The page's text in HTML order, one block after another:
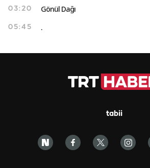
03:20 Gönül Dağı
05:45 .
tabii